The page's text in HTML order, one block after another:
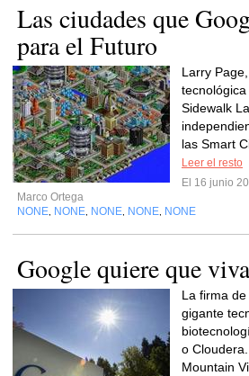
Las ciudades que
para el Futuro
Larry
Sidewalk
las Smart
Leer el resto
El 16 junio
Marco Ortega
NONE NONE NONE NONE NONE
Google quiere que
La firma
gigante
o
Mountain